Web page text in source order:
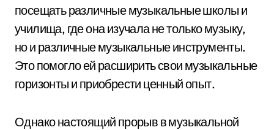
посещать различные музыкальные школы и
училища, где она изучала не только музыку,
но и различные музыкальные инструменты.
Это помогло ей расширить свои музыкальные
горизонты и приобрести ценный опыт.
Однако настоящий прорыв в музыкальной